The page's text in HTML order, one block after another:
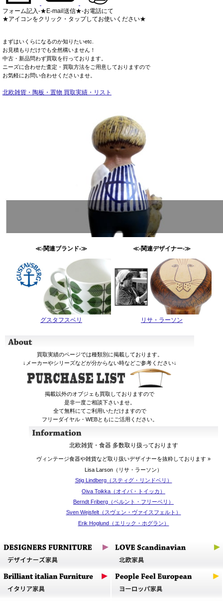
フォーム記入-★E-mail送信★-お電話にて
★アイコンをクリック・タップしてお使いください★
まずはいくらになるのか知りたいetc.
お見積もりだけでも全然構いません！
中古・新品問わず買取を行っております。
ニーズに合わせた査定・買取方法をご用意しておりますので
お気軽にお問い合わせくださいませ。
北欧雑貨・陶板・置物 買取実績・リスト
≪-関連ブランド-≫ ≪-関連デザイナー-≫
グスタフスベリ リサ・ラーソン
買取実績のページでは種類別に掲載しております。
↓メーカーやシリーズなどが分からない時などご参考ください↓
掲載以外のオブジェも買取しておりますので
是非一度ご相談下さいませ。
全て無料にてご利用いただけますので
フリーダイヤル・WEBともにご活用ください。
北欧雑貨・食器 多数取り扱っております
ヴィンテージ食器や雑貨など取り扱いデザイナーを抜粋しております »
Lisa Larson（リサ・ラーソン）
Stig Lindberg（スティグ・リンドベリ）
Oiva Toikka（オイバ・トイッカ）
Berndt Friberg（ベルント・フリーベリ）
Sven Wejsfelt（スヴェン・ヴァイスフェルト）
Erik Hoglund（エリック・ホグラン）
Ulla Procope（ウラ・プロコッペ）
Esteri Tomula（エステリ・トムラ）
上記以外のデザイナー、多様なジャンルの製品を